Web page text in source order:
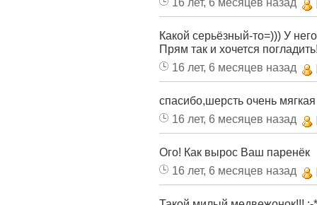
Какой серьёзный-то=))) У
Прям так и хочется
16 лет, 6 месяцев назад
спасибо,шерсть очень мягкая
16 лет, 6 месяцев назад
Ого! Как вырос Ваш паренёк
16 лет, 6 месяцев назад